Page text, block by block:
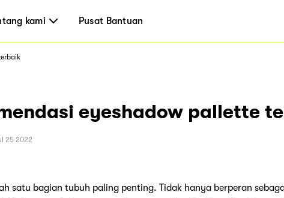
kami Pusat Bantuan
eyeshadow pallette
25 2022
satu bagian tubuh paling penting. Tidak hanya berperan